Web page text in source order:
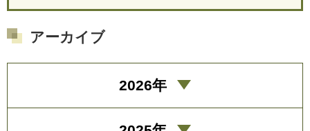
アーカイブ
2026年